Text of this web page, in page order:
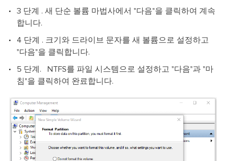
3 단계 . 새 단순 볼륨 마법사에서 "다음"을 클릭하여 계속
합니다.
4 단계 . 크기와 드라이브 문자를 새 볼륨으로 설정하고
"다음"을 클릭합니다.
5 단계. NTFS를 파일 시스템으로 설정하고 "다음"과 "마
침"을 클릭하여 완료합니다.